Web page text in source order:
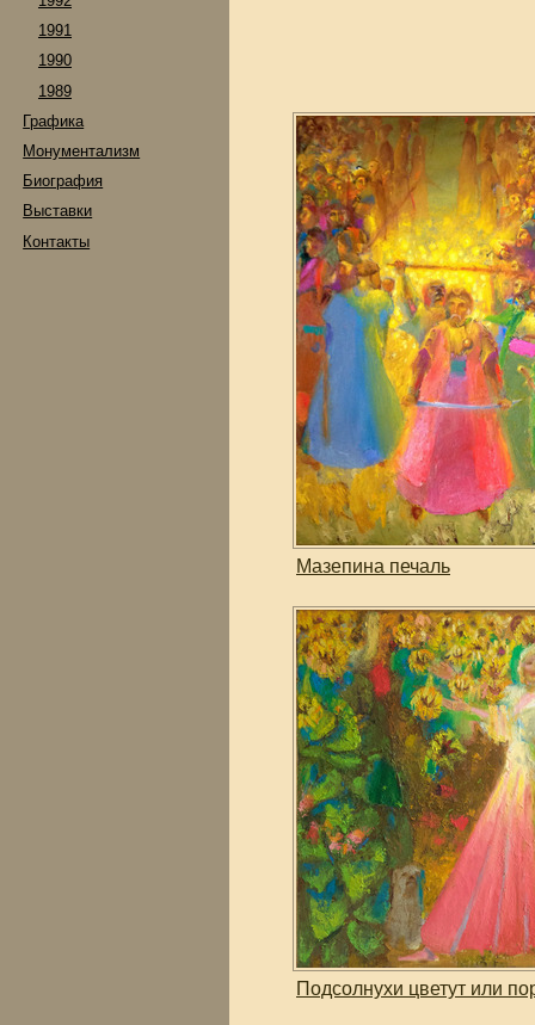
1991
1990
1989
Графика
Монументализм
Биография
Выставки
Контакты
Мазепина печаль
Подсолнухи цветут или